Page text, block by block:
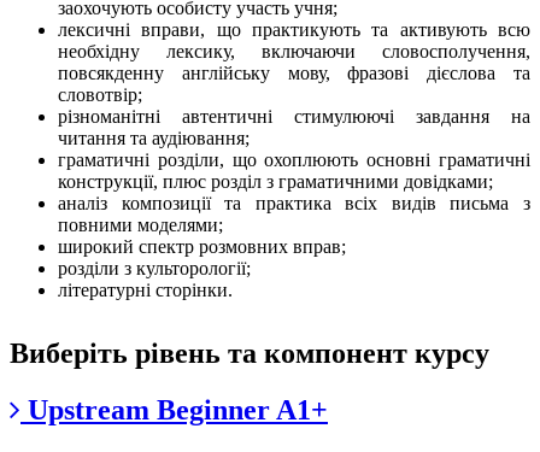
заохочують особисту участь учня;
лексичні вправи, що практикують та активують всю
необхідну лексику, включаючи словосполучення,
повсякденну англійську мову, фразові дієслова та
словотвір;
різноманітні автентичні стимулюючі завдання на
читання та аудіювання;
граматичні розділи, що охоплюють основні граматичні
конструкції, плюс розділ з граматичними довідками;
аналіз композиції та практика всіх видів письма з
повними моделями;
широкий спектр розмовних вправ;
розділи з культорології;
літературні сторінки.
Виберіть рівень та компонент курс у
Upstream Beginner A1+